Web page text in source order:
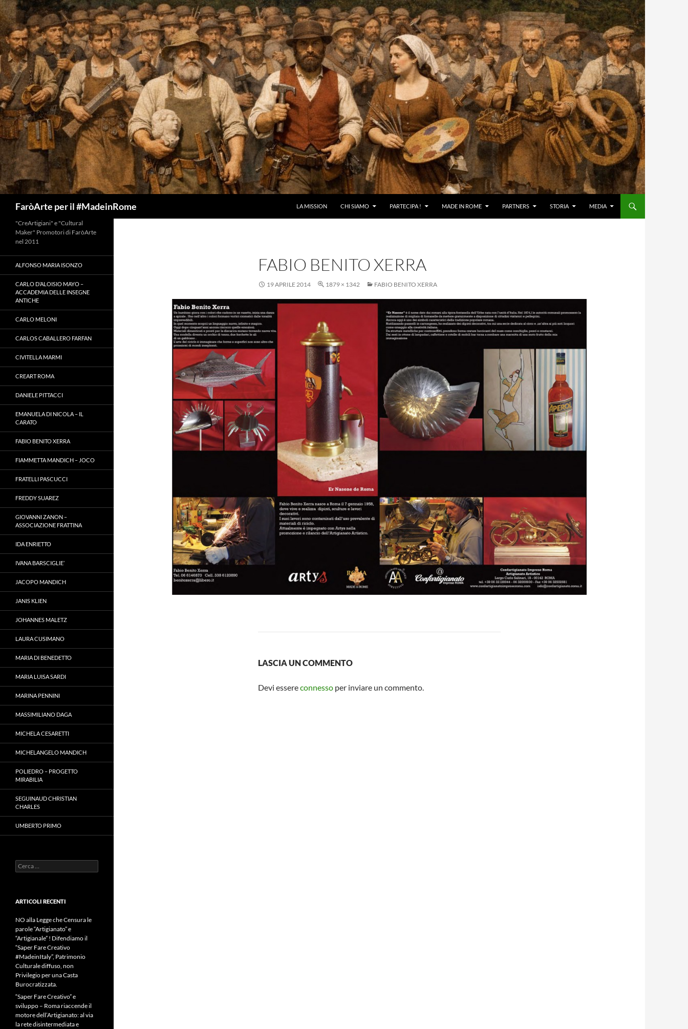
Vai
al
contenuto
FaròArte per il #MadeinRome LA MISSION CHI SIAMO PARTECIPA ! MADE IN ROME PARTNERS STORIA MEDIA
FABIO BENITO XERRA
19 APRILE 2014 1879 × 1342 FABIO BENITO XERRA
LASCIA UN COMMENTO
Devi essereconnesso per inviare un commento.
"CreArtigiani" e "Cultural
Maker" Promotori di FaròArte
nel 2011
ALFONSO MARIA ISONZO
CARLO D’ALOISIO MAYO –
ACCADEMIA DELLE INSEGNE
ANTICHE
CARLO MELONI
CARLOS CABALLERO FARFAN
CIVITELLA MARMI
CREART ROMA
DANIELE PITTACCI
EMANUELA DI NICOLA – IL
CARATO
FABIO BENITO XERRA
FIAMMETTA MANDICH – JOCO
FRATELLI PASCUCCI
FREDDY SUAREZ
GIOVANNI ZANON –
ASSOCIAZIONE FRATTINA
IDA ENRIETTO
IVANA BARSCIGLIE’
JACOPO MANDICH
JANIS KLIEN
JOHANNES MALETZ
LAURA CUSIMANO
MARIA DI BENEDETTO
MARIA LUISA SARDI
MARINA PENNINI
MASSIMILIANO DAGA
MICHELA CESARETTI
MICHELANGELO MANDICH
POLIEDRO – PROGETTO
MIRABILIA
SEGUINAUD CHRISTIAN
CHARLES
UMBERTO PRIMO
Ricerca
per:
ARTICOLI RECENTI
NO alla Legge che Censura le
parole “Artigianato” e
“Artigianale” ! Difendiamo il
“Saper Fare Creativo
#MadeinItaly”, Patrimonio
Culturale diffuso, non
Privilegio per una Casta
Burocratizzata.
“Saper Fare Creativo” e
sviluppo – Roma riaccende il
motore dell’Artigianato: al via
la rete disintermediata e